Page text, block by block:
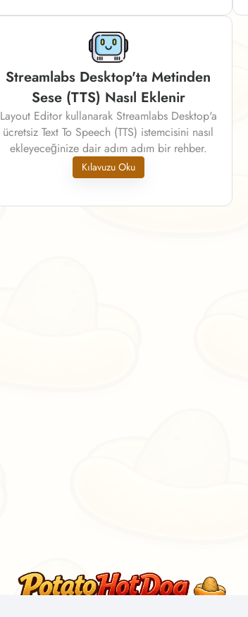
Streamlabs Desktop'ta Metinden
Sese (TTS) Nasıl Eklenir
Layout Editor kullanarak Streamlabs Desktop'a
ücretsiz Text To Speech (TTS) istemcisini nasıl
ekleyeceğinize dair adım adım bir rehber.
Kılavuzu Oku